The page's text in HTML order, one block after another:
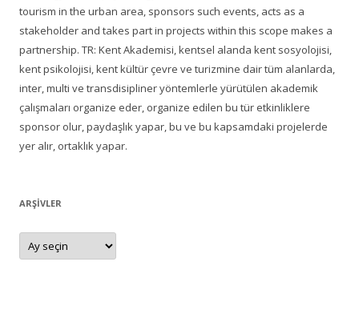
tourism in the urban area, sponsors such events, acts as a
stakeholder and takes part in projects within this scope makes a
partnership. TR: Kent Akademisi, kentsel alanda kent sosyolojisi,
kent psikolojisi, kent kültür çevre ve turizmine dair tüm alanlarda,
inter, multi ve transdisipliner yöntemlerle yürütülen akademik
çalışmaları organize eder, organize edilen bu tür etkinliklere
sponsor olur, paydaşlık yapar, bu ve bu kapsamdaki projelerde
yer alır, ortaklık yapar.
ARŞIVLER
Arşivler